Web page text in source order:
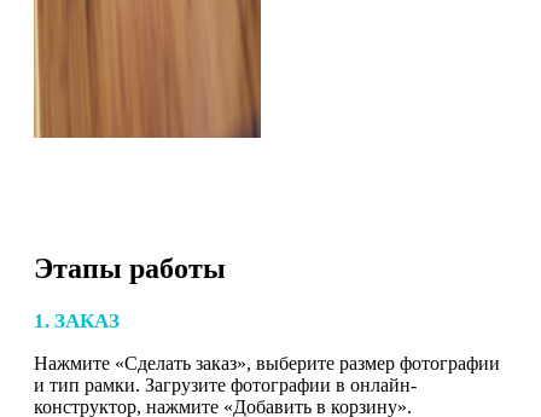
Этапы работы
1. ЗАКАЗ
Нажмите «Сделать заказ», выберите размер фотографии
и тип рамки. Загрузите фотографии в онлайн-
конструктор, нажмите «Добавить в корзину».